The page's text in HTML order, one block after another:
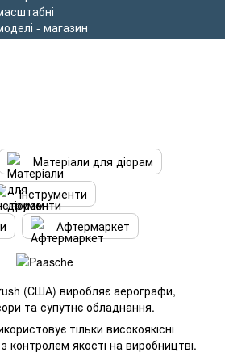
Матеріали для діорам
Інструменти
Афтермаркет
(США) виробляє аерографи,
та супутнє обладнання.
тільки високоякісні
контролем якості на виробництві.